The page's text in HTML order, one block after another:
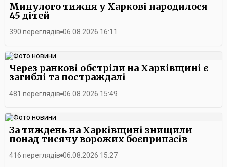
Минулого тижня у Харкові народилося
45 дітей
390 переглядів 06.08.2026 16:11
Через ранкові обстріли на Харківщині є
загиблі та постраждалі
481 переглядів 06.08.2026 15:49
За тиждень на Харківщині знищили
понад тисячу ворожих боєприпасів
416 переглядів 06.08.2026 15:27